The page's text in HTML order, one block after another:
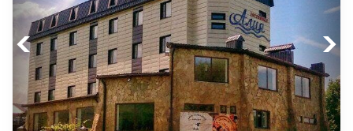
Previous Next